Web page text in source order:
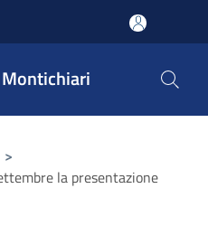
>
la presentazione